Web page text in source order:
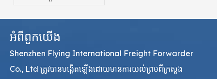
អំពីពួកយើង
Shenzhen Flying International Freight Forwarder
Co., Ltd ត្រូវបានបង្កើតឡើងដោយមានការយល់ព្រមពីក្រសួង